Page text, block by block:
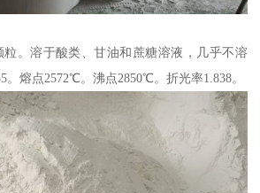
。溶于酸类、甘油和蔗糖溶液，几乎不溶
。熔点2572℃。沸点2850℃。折光率1.838。